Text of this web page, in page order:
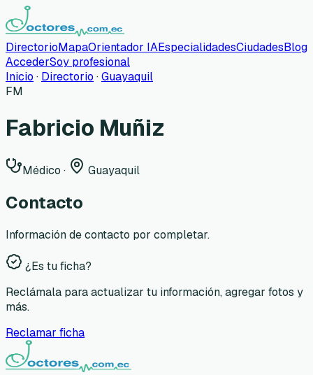
DirectorioMapaOrientador IAEspecialidadesCiudadesBlog
AccederSoy profesional
Inicio · Directorio ·Guayaquil
FM
Fabricio Muñiz
Médico · Guayaquil
Contacto
Información de contacto por completar.
¿Es tu ficha?
Reclámala para actualizar tu información, agregar fotos y
más.
Reclamar ficha